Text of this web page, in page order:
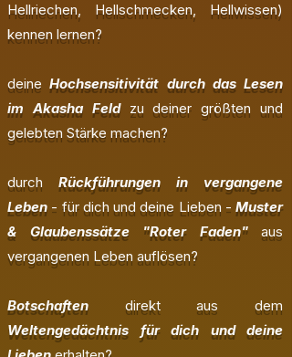
Hellriechen, Hellschmecken, Hellwissen)
kennen lernen?
deineHochsensitivität durch das Lesen
im Akasha Feld zu deiner größten und
gelebten Stärke machen?
durch Rückführungen in vergangene
Leben - für dich und deine Lieben - Muster
& Glaubenssätze "Roter Faden" aus
vergangenen Leben auflösen?
Botschaften direkt aus dem
Weltengedächtnis für dich und deine